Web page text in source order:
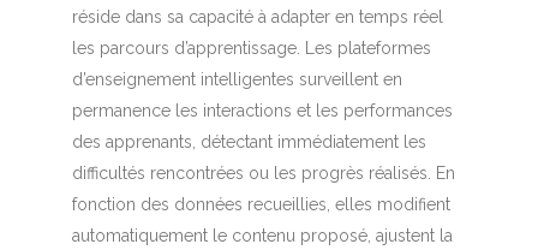
réside dans sa capacité à adapter en temps réel
les parcours d’apprentissage. Les plateformes
d’enseignement intelligentes surveillent en
permanence les interactions et les performances
des apprenants, détectant immédiatement les
difficultés rencontrées ou les progrès réalisés. En
fonction des données recueillies, elles modifient
automatiquement le contenu proposé, ajustent la